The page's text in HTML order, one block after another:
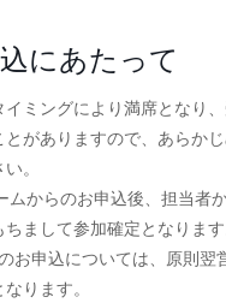
にあたって
イミングにより満席となり
とがありますので、あらか
。
ムからのお申込後、担当者
まして参加確定となります
お申込については、原則翌
ります。